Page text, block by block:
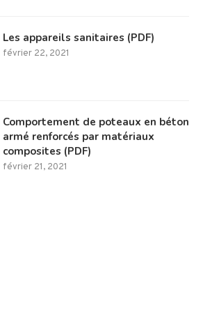
Les appareils sanitaires (PDF)
février 22, 2021
Comportement de poteaux en béton
armé renforcés par matériaux
composites (PDF)
février 21, 2021